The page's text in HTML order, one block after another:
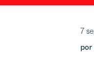
7
por